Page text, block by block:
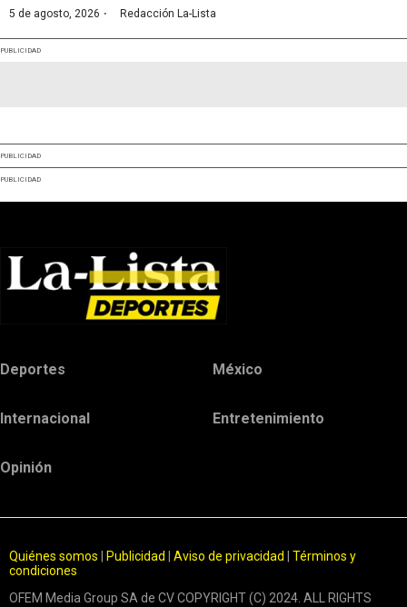
5 de agosto, 2026 · Redacción La-Lista
PUBLICIDAD
PUBLICIDAD
PUBLICIDAD
Deportes México
Internacional Entretenimiento
Opinión
Quiénes somos Publicidad Aviso de privacidad
Términos y
condiciones
OFEM Media Group SA de CV COPYRIGHT (C) 2024. ALL RIGHTS